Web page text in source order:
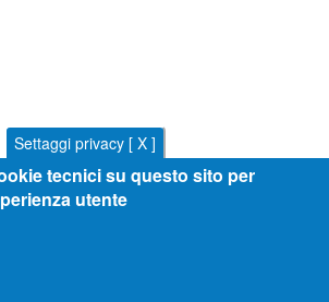
Settaggi privacy [ X ]
tecnici su questo sito per
utente